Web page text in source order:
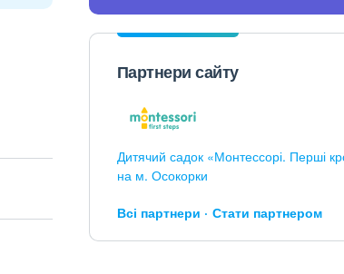
Партнери сайту
Дитячий садок «Монтессорі. Перші
на м. Осокорки
Всі партнери Стати партнером